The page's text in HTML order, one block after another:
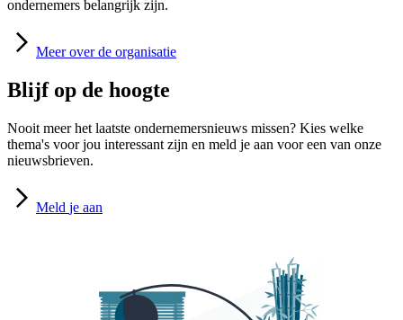
ondernemers belangrijk zijn.
Meer over de organisatie
Blijf op de hoogte
Nooit meer het laatste ondernemersnieuws missen? Kies welke
thema's voor jou interessant zijn en meld je aan voor een van onze
nieuwsbrieven.
Meld je aan